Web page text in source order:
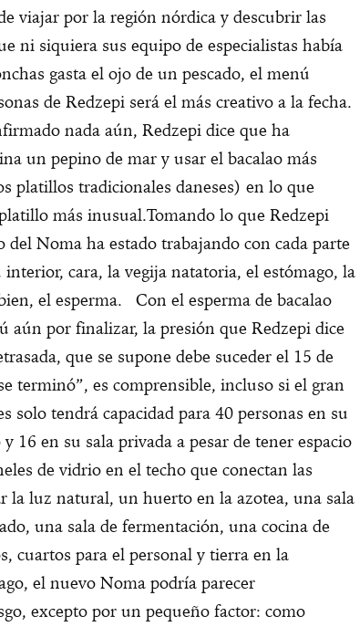
viajar por la región nórdica y descubrir las
ni siquiera sus equipo de especialistas había
gasta el ojo de un pescado, el menú
de Redzepi será el más creativo a la fecha.
nada aún, Redzepi dice que ha
un pepino de mar y usar el bacalao más
platillos tradicionales daneses) en lo que
más inusual.Tomando lo que Redzepi
del Noma ha estado trabajando con cada parte
cara, la vegija natatoria, el estómago, la
el esperma. Con el esperma de bacalao
aún por finalizar, la presión que Redzepi dice
que se supone debe suceder el 15 de
terminó”, es comprensible, incluso si el gran
solo tendrá capacidad para 40 personas en su
16 en su sala privada a pesar de tener espacio
de vidrio en el techo que conectan las
la luz natural, un huerto en la azotea, una sala
una sala de fermentación, una cocina de
cuartos para el personal y tierra en la
el nuevo Noma podría parecer
excepto por un pequeño factor: como